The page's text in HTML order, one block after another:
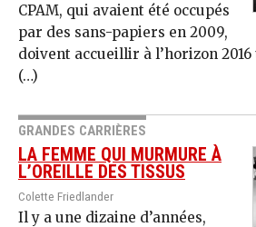
CPAM, qui avaient été occupés
par des sans-papiers en 2009,
doivent accueillir à l’horizon
(…)
GRANDES CARRIÈRES
LA FEMME QUI MURMURE À
L’OREILLE DES TISSUS
Colette Friedlander
Il y a une dizaine d’années,